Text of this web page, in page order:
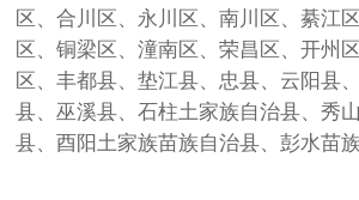
区、合川区、永川区、南川区、綦江
区、铜梁区、潼南区、荣昌区、开州
区、丰都县、垫江县、忠县、云阳县
县、巫溪县、石柱土家族自治县、秀
县、酉阳土家族苗族自治县、彭水苗